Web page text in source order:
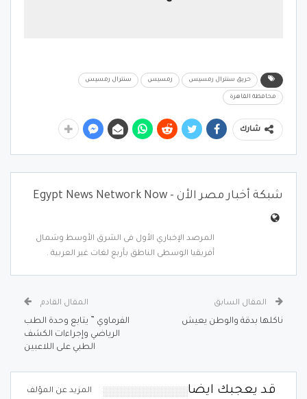
حريق سنترال رمسيس رمسيس سنترال رمسيس
محافظة القاهرة
شارك
شبكة أخبار مصر الأن - Egypt News Network Now
المرصد الإخباري الأول فى الشرق الأوسط وشمال
أفريقيا الوسطى الناطق بأربع لغات غير العربية .
المقال السابق
ناكلها بدقة والوطن يعيش
المقال القادم
الفرماوي ” يتابع وحدة الطب
الرياضي وإجراءات الكشف
الطبي على اللاعبين
قد يعجبك ايضا المزيد عن المؤلف